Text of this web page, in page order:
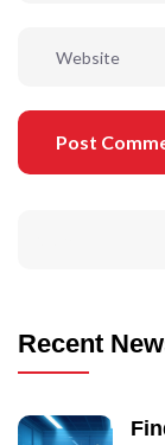
Post
Recent